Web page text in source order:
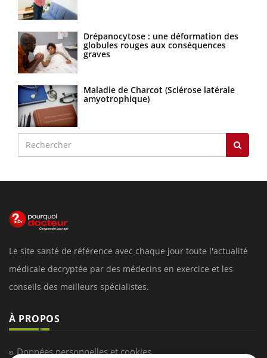
Drépanocytose : une déformation des
globules rouges aux conséquences
graves
Maladie de Charcot (Sclérose latérale
amyotrophique)
Le site santé de référence avec chaque jour toute l'actualité
médicale decryptée par des médecins en exercice et les
conseils des meilleurs spécialistes.
À PROPOS
Données personnelles et cookies